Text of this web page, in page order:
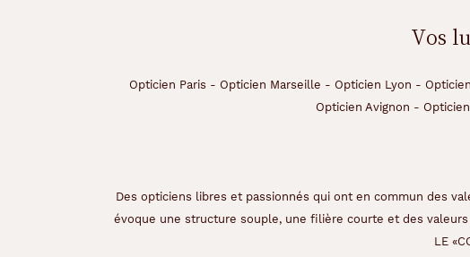
Vos
Opticien Paris - Opticien Marseille - Opticien Lyon -
Opticien Avignon -
Des opticiens libres et passionnés qui ont en commun des
évoque une structure souple, une filière courte et des
LE